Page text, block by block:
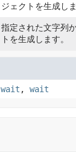
ジェクトを生成しま
指定された文字列
トを生成します。
wait , wait